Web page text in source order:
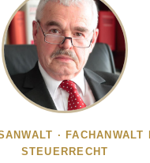
· FACHANWALT
STEUERRECHT